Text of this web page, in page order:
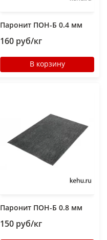
Паронит ПОН-Б 0.4 мм
160 руб/кг
В корзину
Паронит ПОН-Б 0.8 мм
150 руб/кг